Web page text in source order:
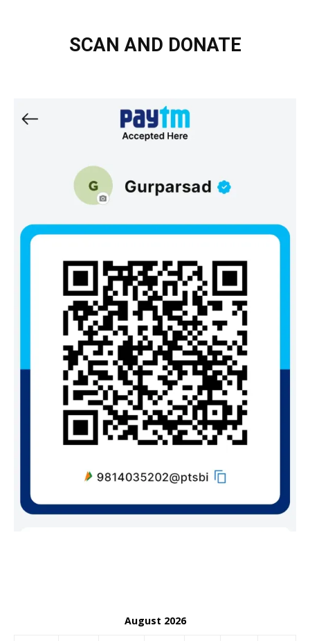
SCAN AND DONATE
August 2026